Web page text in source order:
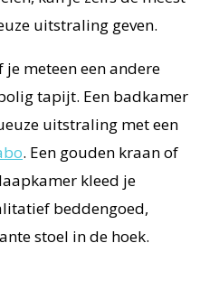
uitstraling geven.
je meteen een andere
tapijt. Een badkamer
uitstraling met een
. Een gouden kraan of
kleed je
beddengoed,
stoel in de hoek.